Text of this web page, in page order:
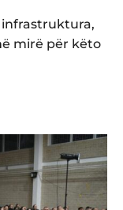
infrastruktura,
mirë për këto